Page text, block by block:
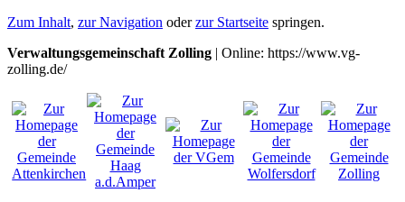
Zum Inhalt, zur Navigation oderzur Startseite springen.
Verwaltungsgemeinschaft Zolling | Online: https://www.vg-
zolling.de/